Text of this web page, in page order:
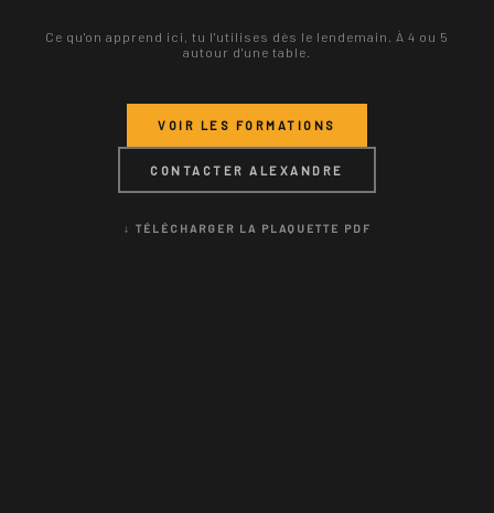
Ce qu'on apprend ici, tu l'utilises dès le lendemain. À 4 ou 5
autour d'une table.
VOIR LES FORMATIONS
CONTACTER ALEXANDRE
↓ TÉLÉCHARGER LA PLAQUETTE PDF